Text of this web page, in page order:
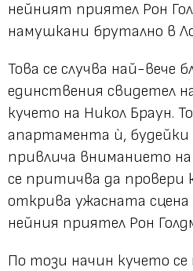
нейният приятел Рон
намушкани брутално в
Това се случва най-вече
единствения свидетел
кучето на Никол Браун.
апартамента ѝ, будейки
привлича вниманието
се притичва да провери
открива ужасната
нейния приятел Рон
По този начин кучето